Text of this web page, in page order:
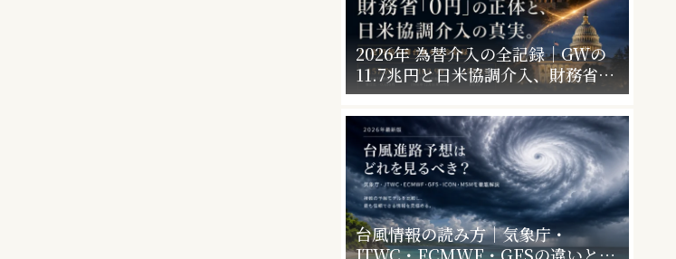
2026年 為替介入の全記録｜GWの
11.7兆円と日米協調介入、財務省
「0円」の意味
台風情報の読み方｜気象庁・